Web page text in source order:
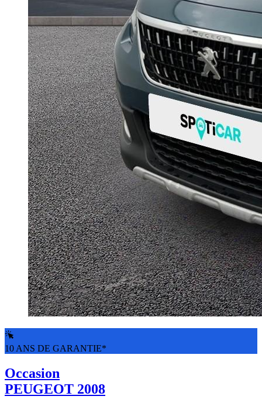
10 ANS DE GARANTIE*
Occasion
PEUGEOT 2008